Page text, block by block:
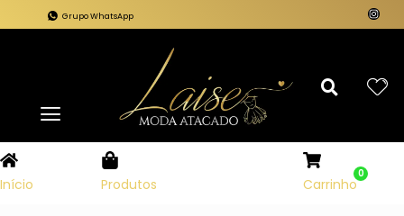
Grupo WhatsApp
Início Produtos Carrinho
0